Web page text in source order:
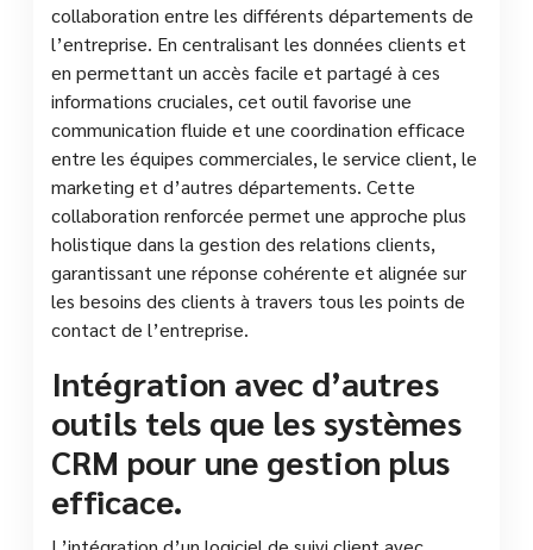
collaboration entre les différents départements de
l’entreprise. En centralisant les données clients et
en permettant un accès facile et partagé à ces
informations cruciales, cet outil favorise une
communication fluide et une coordination efficace
entre les équipes commerciales, le service client, le
marketing et d’autres départements. Cette
collaboration renforcée permet une approche plus
holistique dans la gestion des relations clients,
garantissant une réponse cohérente et alignée sur
les besoins des clients à travers tous les points de
contact de l’entreprise.
Intégration avec d’autres
outils tels que les systèmes
CRM pour une gestion plus
efficace.